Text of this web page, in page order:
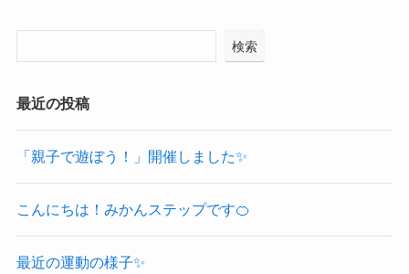
検索
最近の投稿
「親子で遊ぼう！」開催しました✨
こんにちは！みかんステップです🍊
最近の運動の様子✨